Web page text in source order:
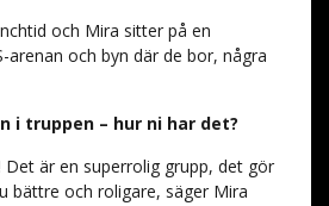
och Mira sitter på en
arenan och byn där de bor, några
i truppen – hur ni har det?
Det är en superrolig grupp, det gör
bättre och roligare, säger Mira